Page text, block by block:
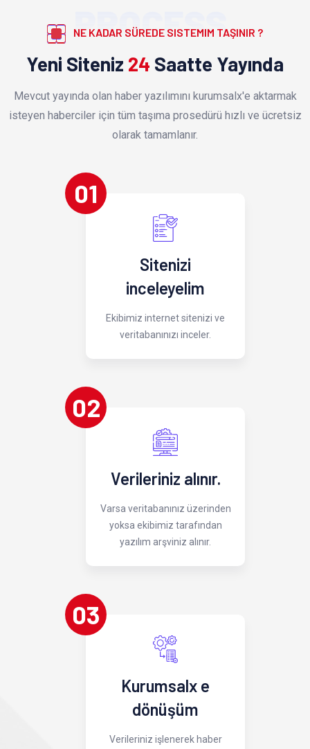
PROCESS
NE KADAR SÜREDE SISTEMIM TAŞINIR ?
Yeni Siteniz 24 Saatte Yayında
Mevcut yayında olan haber yazılımını kurumsalx'e aktarmak
isteyen haberciler için tüm taşıma prosedürü hızlı ve ücretsiz
olarak tamamlanır.
01
Sitenizi
inceleyelim
Ekibimiz internet sitenizi ve
veritabanınızı inceler.
02
Verileriniz alınır.
Varsa veritabanınız üzerinden
yoksa ekibimiz tarafından
yazılım arşviniz alınır.
03
Kurumsalx e
dönüşüm
Verileriniz işlenerek haber